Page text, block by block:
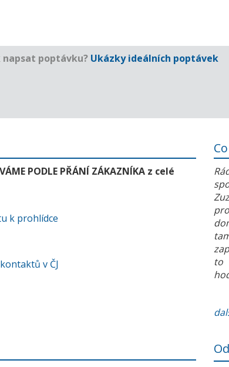
napsat poptávku? Ukázky ideálních poptávek
PODLE PŘÁNÍ ZÁKAZNÍKA z celé
k prohlídce
v ČJ
to